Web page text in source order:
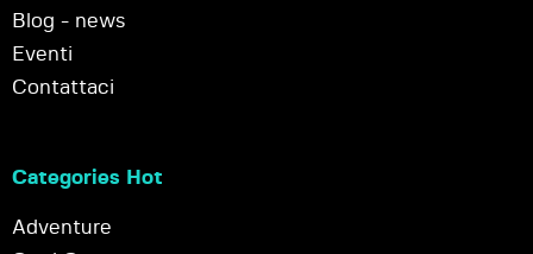
Blog - news
Eventi
Contattaci
Categories Hot
Adventure